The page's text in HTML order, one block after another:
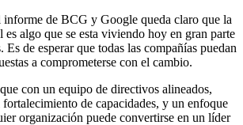
de BCG y Google queda claro que la
algo que se esta viviendo hoy en gran parte
Es de esperar que todas las compañías puedan
a comprometerse con el cambio.
con un equipo de directivos alineados,
de capacidades, y un enfoque
organización puede convertirse en un líder